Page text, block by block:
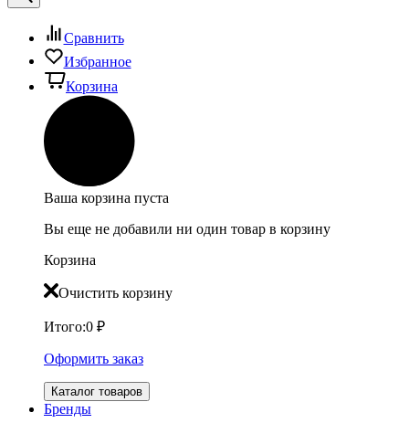
Сравнить
Избранное
Корзина
Ваша корзина пуста
Вы еще не добавили ни один товар в корзину
Корзина
Очистить корзину
Итого:0 ₽
Оформить заказ
Каталог товаров
Бренды